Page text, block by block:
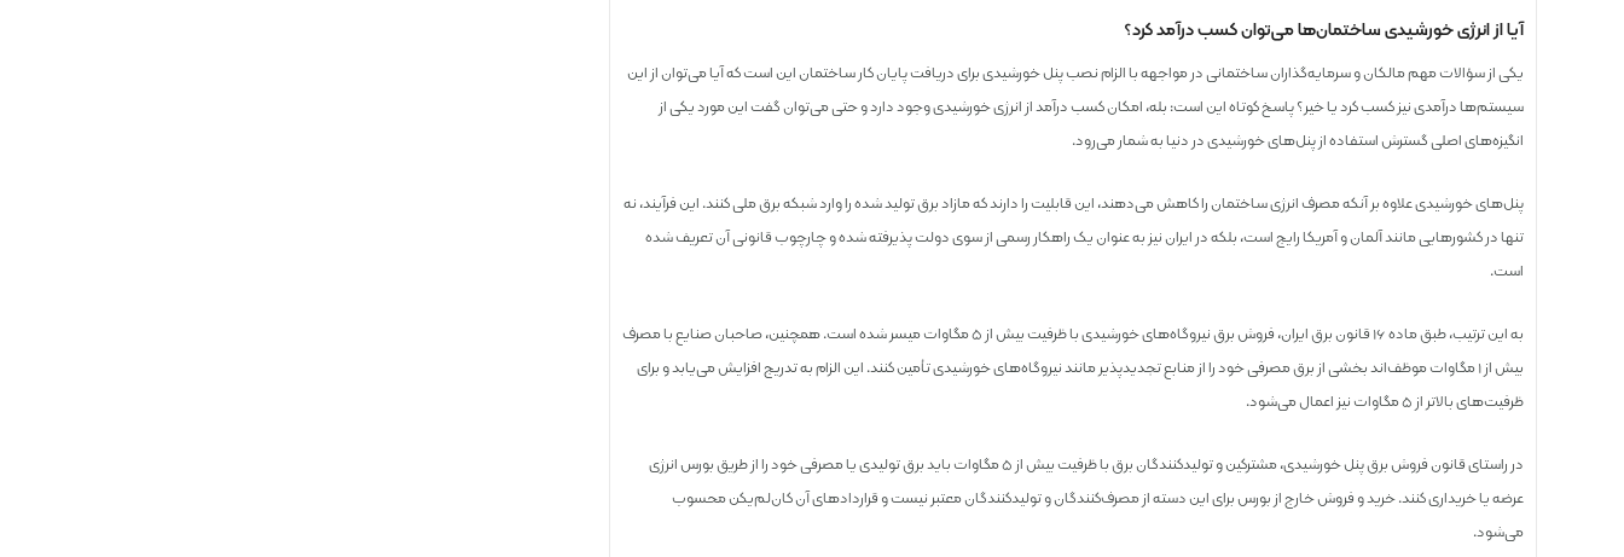
آیا از انرژی خورشیدی ساختمان‌ها می‌توان کسب درآمد کرد؟
یکی از سؤالات مهم مالکان و سرمایه‌گذاران ساختمانی در مواجهه با الزام نصب پنل‌ خورشیدی برای دریافت پایان کار ساختمان این است که آیا می‌توان از این
سیستم‌ها درآمدی نیز کسب کرد یا خیر؟ پاسخ کوتاه این است: بله، امکان کسب درآمد از انرژی خورشیدی وجود دارد و حتی می‌توان گفت این مورد یکی از
انگیزه‌های اصلی گسترش استفاده از پنل‌های خورشیدی در دنیا به شمار می‌رود.
پنل‌های خورشیدی علاوه بر آنکه مصرف انرژی ساختمان را کاهش می‌دهند، این قابلیت را دارند که مازاد برق تولید شده را وارد شبکه برق ملی کنند. این فرآیند، نه
تنها در کشورهایی مانند آلمان و آمریکا رایج است، بلکه در ایران نیز به عنوان یک راهکار رسمی از سوی دولت پذیرفته شده و چارچوب قانونی آن تعریف شده
است.
به این ترتیب، طبق ماده ۱۶ قانون برق ایران، فروش برق نیروگاه‌های خورشیدی با ظرفیت بیش از ۵ مگاوات میسر شده است. همچنین، صاحبان صنایع با مصرف
بیش از ۱ مگاوات موظف‌اند بخشی از برق مصرفی خود را از منابع تجدیدپذیر مانند نیروگاه‌های خورشیدی تأمین کنند. این الزام به تدریج افزایش می‌یابد و برای
ظرفیت‌های بالاتر از ۵ مگاوات نیز اعمال می‌شود.
در راستای قانون فروش برق پنل خورشیدی، مشترکین و تولیدکنندگان برق با ظرفیت بیش از ۵ مگاوات باید برق تولیدی یا مصرفی خود را از طریق بورس انرژی
عرضه یا خریداری کنند. خرید و فروش خارج از بورس برای این دسته از مصرف‌کنندگان و تولیدکنندگان معتبر نیست و قراردادهای آن کان‌لم‌یکن محسوب
می‌شود.